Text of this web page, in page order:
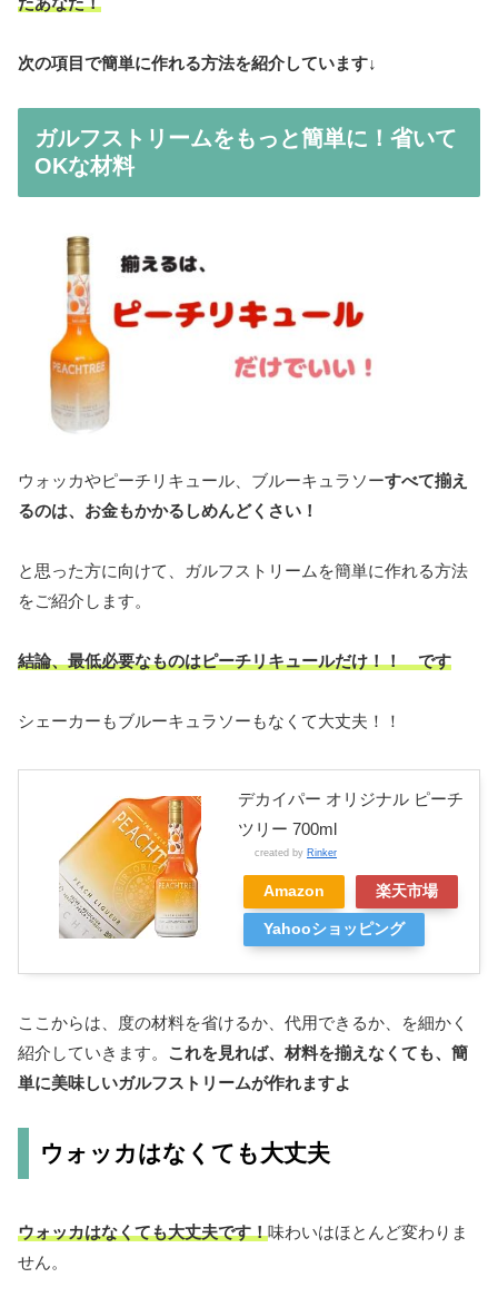
次の項目で簡単に作れる方法を紹介しています↓
ガルフストリームをもっと簡単に！省いて
OKな材料
ウォッカやピーチリキュール、ブルーキュラソーすべて揃え
るのは、お金もかかるしめんどくさい！
と思った方に向けて、ガルフストリームを簡単に作れる方法
をご紹介します。
結論、最低必要なものはピーチリキュールだけ！！ です
シェーカーもブルーキュラソーもなくて大丈夫！！
デカイパー オリジナル ピーチ
ツリー 700ml
created by Rinker
Amazon 楽天市場
Yahooショッピング
ここからは、度の材料を省けるか、代用できるか、を細かく
紹介していきます。 これを見れば、材料を揃えなくても、簡
単に美味しいガルフストリームが作れますよ
ウォッカはなくても大丈夫
ウォッカはなくても大丈夫です！味わいはほとんど変わりま
せん。